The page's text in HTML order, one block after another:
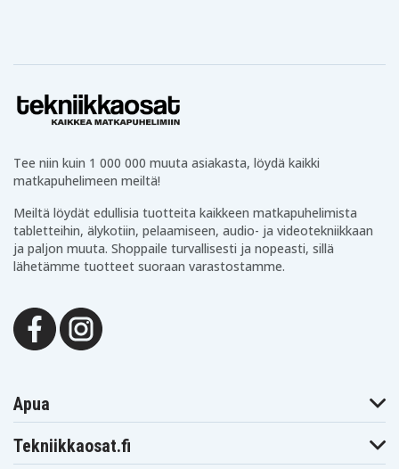
Tee niin kuin 1 000 000 muuta asiakasta, löydä kaikki
matkapuhelimeen meiltä!
Meiltä löydät edullisia tuotteita kaikkeen matkapuhelimista
tabletteihin, älykotiin, pelaamiseen, audio- ja videotekniikkaan
ja paljon muuta. Shoppaile turvallisesti ja nopeasti, sillä
lähetämme tuotteet suoraan varastostamme.
Apua
Tekniikkaosat.fi